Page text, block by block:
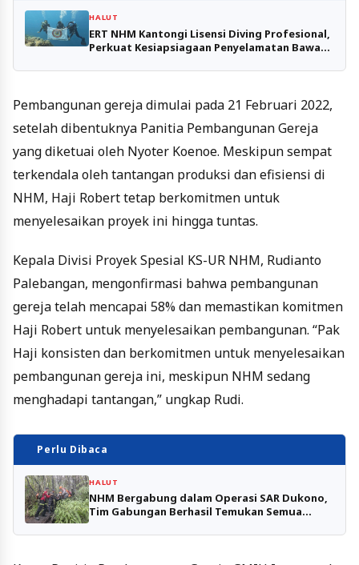
HALUT
ERT NHM Kantongi Lisensi Diving Profesional,
Perkuat Kesiapsiagaan Penyelamatan Bawah
Pembangunan gereja dimulai pada 21 Februari 2022,
setelah dibentuknya Panitia Pembangunan Gereja
yang diketuai oleh Nyoter Koenoe. Meskipun sempat
terkendala oleh tantangan produksi dan efisiensi di
NHM, Haji Robert tetap berkomitmen untuk
menyelesaikan proyek ini hingga tuntas.
Kepala Divisi Proyek Spesial KS-UR NHM, Rudianto
Palebangan, mengonfirmasi bahwa pembangunan
gereja telah mencapai 58% dan memastikan komitmen
Haji Robert untuk menyelesaikan pembangunan. “Pak
Haji konsisten dan berkomitmen untuk menyelesaikan
pembangunan gereja ini, meskipun NHM sedang
menghadapi tantangan,” ungkap Rudi.
Perlu Dibaca
HALUT
NHM Bergabung dalam Operasi SAR Dukono,
Tim Gabungan Berhasil Temukan Semua